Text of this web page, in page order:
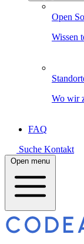
Open
Wissen
Wo wir
FAQ
Suche Kontakt
Open menu